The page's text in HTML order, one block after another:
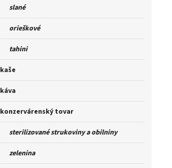
slané
orieškové
tahini
kaše
káva
konzervárenský tovar
sterilizované strukoviny a obilniny
zelenina